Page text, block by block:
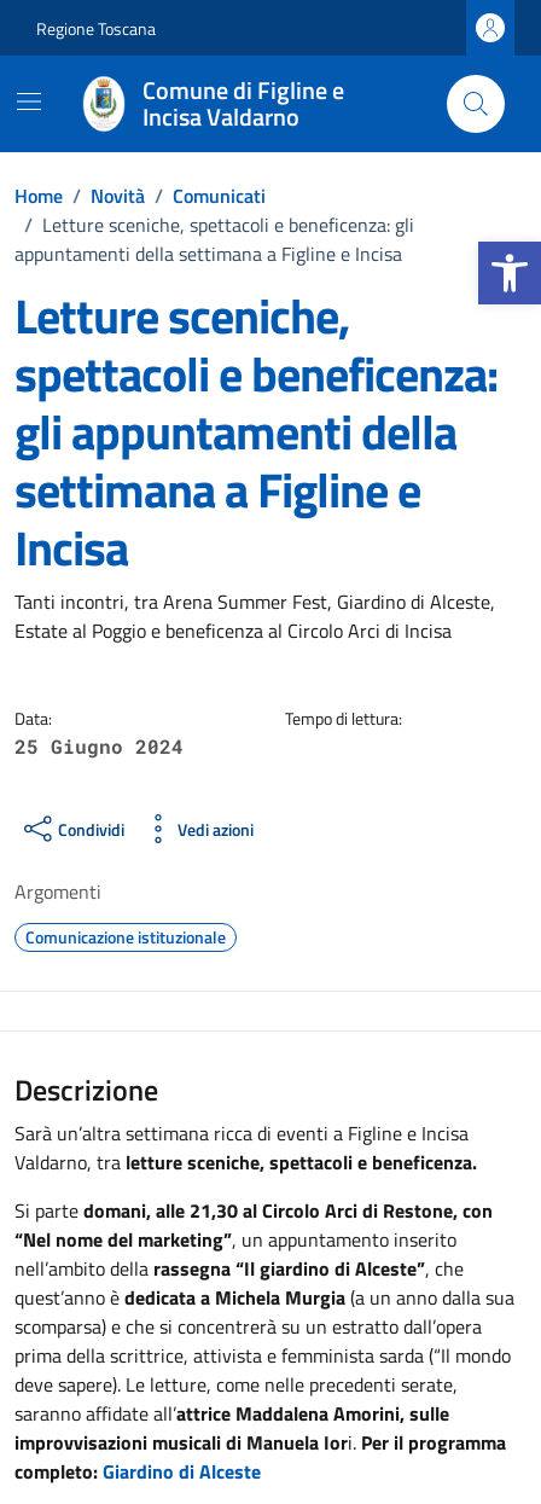
Apri la
Regione Toscana
Comune di Figline e
Incisa Valdarno
Home / Novità / Comunicati
/ Letture sceniche, spettacoli e beneficenza: gli
appuntamenti della settimana a Figline e Incisa
Letture sceniche,
spettacoli e beneficenza:
gli appuntamenti della
settimana a Figline e
Incisa
Dettagli della notizia
Tanti incontri, tra Arena Summer Fest, Giardino di Alceste,
Estate al Poggio e beneficenza al Circolo Arci di Incisa
Data:
25 Giugno 2024
Tempo di lettura:
Condividi Vedi azioni
Argomenti
Comunicazione istituzionale
Descrizione
Sarà un’altra settimana ricca di eventi a Figline e Incisa
Valdarno, tra letture sceniche, spettacoli e beneficenza.
Si partedomani, alle 21,30 al Circolo Arci di Restone, con
“Nel nome del marketing”, un appuntamento inserito
nell’ambito della rassegna “Il giardino di Alceste”, che
quest’anno èdedicata a Michela Murgia(a un anno dalla sua
scomparsa) e che si concentrerà su un estratto dall’opera
prima della scrittrice, attivista e femminista sarda (“Il mondo
deve sapere). Le letture, come nelle precedenti serate,
saranno affidate all’attrice Maddalena Amorini, sulle
improvvisazioni musicali di Manuela Iori. Per il programma
completo:Giardino di Alceste